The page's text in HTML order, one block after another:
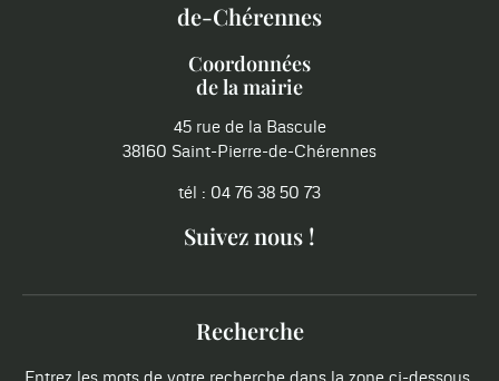
de-Chérennes
Coordonnées
de la mairie
45 rue de la Bascule
38160 Saint-Pierre-de-Chérennes
tél : 04 76 38 50 73
Suivez nous !
Recherche